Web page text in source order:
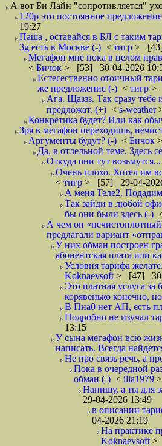
А вот Би Лайн "сопротивляется"
120р это постоянное
19:27
Паша , оставайся в БЛ с таким
3g есть в Москве (-) < тигр > [43]
Мегафон мне пока в целом
< Бичок > [53] 30-04-2026
Естесественно отоичный
же предложение (-) < тигр >
Ага. Щаззз. Так сразу тебе
предложат. (+) < s-weather
Конкретика будет? Или как
Зря в мегафон переходишь,
Аргументы будут? (-) < Бичок
Да, в отлельной теме. Здесь
Откуда они тут
Очень плохо. Хотел им
< тигр > [57] 29-04-
А меня Теле2.
Так зайди в любой
бы они были здесь (-)
А чем он
предлагали вариант
У них обман построен
абонентская плата или
Условия тарифа
Koknaevsoft > [47] 30-
Это платная услуга
корявенько конечно,
В Пна0 нет АП, есть
Подробно не изучал
13:15
У сына мегафон всю
написать. Всегда
Не про связь речь, а
Пока в очередной
обман (-) < ilia1979
Напишу, а ты для
29-04-2026 13:49
в описании
04-2026 21:19
На практике
Koknaevsoft >